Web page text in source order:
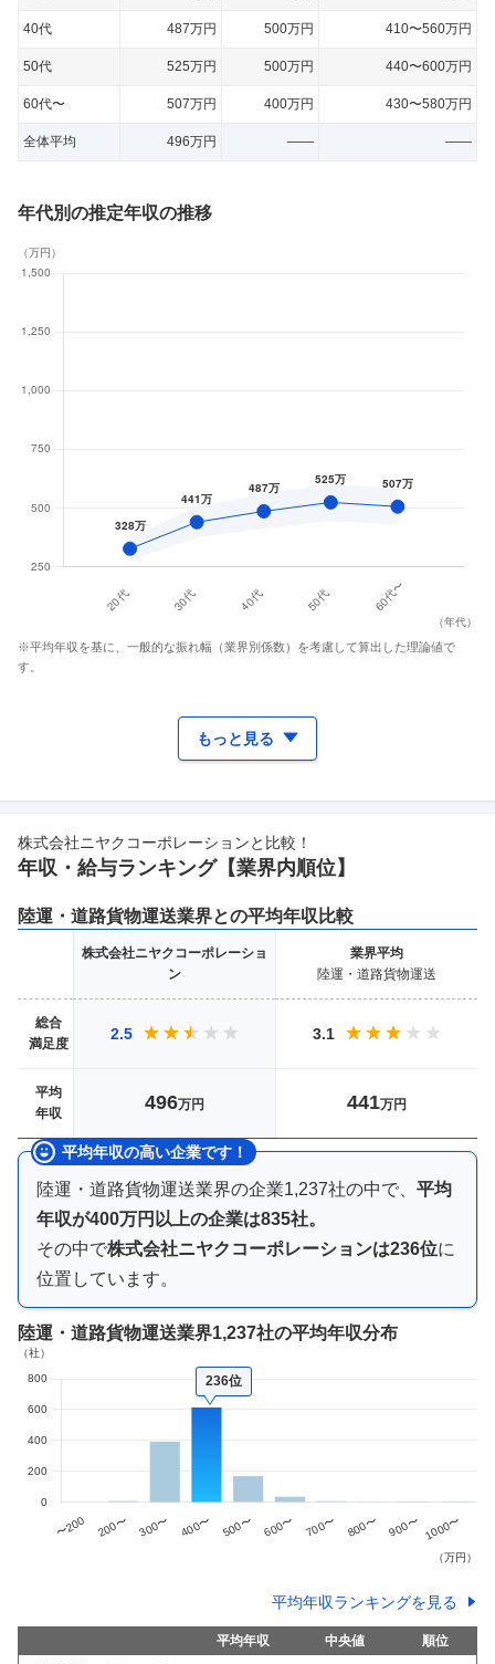
40代 487万円 500万円 410〜560万円
50代 525万円 500万円 440〜600万円
60代〜 507万円 400万円 430〜580万円
全体平均 496万円 —— ——
年代別の推定年収の推移
（万円）
（年代）
※平均年収を基に、一般的な振れ幅（業界別係数）を考慮して算出した理論値で
す。
もっと見る
株式会社ニヤクコーポレーションと比較！
年収・給与ランキング【業界内順位】
陸運・道路貨物運送業界との平均年収比較
株式会社ニヤクコーポレーショ
ン
業界平均
陸運・道路貨物運送
総合
満足度
2.5 3.1
平均
年収
496万円 441万円
平均年収の高い企業です！
陸運・道路貨物運送業界の企業1,237社の中で、 平均
年収が400万円以上の企業は835社。
その中で株式会社ニヤクコーポレーションは236位に
位置しています。
陸運・道路貨物運送業界1,237社の平均年収分布
236位
平均年収ランキングを見る
平均年収 中央値 順位